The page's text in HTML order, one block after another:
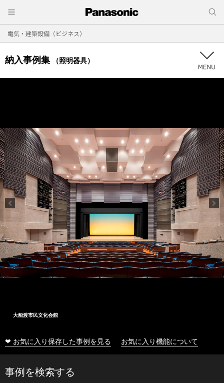
電気・建築設備（ビジネス）
納入事例集 （照明器具）
大船渡市民文化会館
❤ お気に入り保存した事例を見る お気に入り機能について
事例を検索する